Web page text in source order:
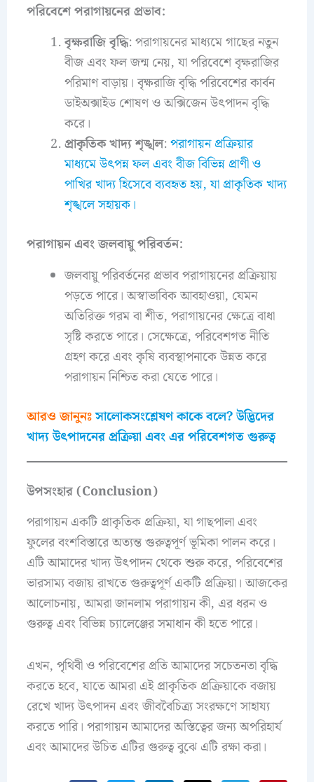
পরিবেশে পরাগায়নের প্রভাব:
বৃক্ষরাজি বৃদ্ধি: পরাগায়নের মাধ্যমে গাছের নতুন
বীজ এবং ফল জন্ম নেয়, যা পরিবেশে বৃক্ষরাজির
পরিমাণ বাড়ায়। বৃক্ষরাজি বৃদ্ধি পরিবেশের কার্বন
ডাইঅক্সাইড শোষণ ও অক্সিজেন উৎপাদন বৃদ্ধি
করে।
প্রাকৃতিক খাদ্য শৃঙ্খল:পরাগায়ন প্রক্রিয়ার
মাধ্যমে উৎপন্ন ফল এবং বীজ বিভিন্ন প্রাণী ও
পাখির খাদ্য হিসেবে ব্যবহৃত হয়, যা প্রাকৃতিক খাদ্য
শৃঙ্খলে সহায়ক।
পরাগায়ন এবং জলবায়ু পরিবর্তন:
জলবায়ু পরিবর্তনের প্রভাব পরাগায়নের প্রক্রিয়ায়
পড়তে পারে। অস্বাভাবিক আবহাওয়া, যেমন
অতিরিক্ত গরম বা শীত, পরাগায়নের ক্ষেত্রে বাধা
সৃষ্টি করতে পারে। সেক্ষেত্রে, পরিবেশগত নীতি
গ্রহণ করে এবং কৃষি ব্যবস্থাপনাকে উন্নত করে
পরাগায়ন নিশ্চিত করা যেতে পারে।
আরও জানুনঃসালোকসংশ্লেষণ কাকে বলে? উদ্ভিদের
খাদ্য উৎপাদনের প্রক্রিয়া এবং এর পরিবেশগত গুরুত্ব
উপসংহার (Conclusion)
পরাগায়ন একটি প্রাকৃতিক প্রক্রিয়া, যা গাছপালা এবং
ফুলের বংশবিস্তারে অত্যন্ত গুরুত্বপূর্ণ ভূমিকা পালন করে।
এটি আমাদের খাদ্য উৎপাদন থেকে শুরু করে, পরিবেশের
ভারসাম্য বজায় রাখতে গুরুত্বপূর্ণ একটি প্রক্রিয়া। আজকের
আলোচনায়, আমরা জানলাম পরাগায়ন কী, এর ধরন ও
গুরুত্ব এবং বিভিন্ন চ্যালেঞ্জের সমাধান কী হতে পারে।
এখন, পৃথিবী ও পরিবেশের প্রতি আমাদের সচেতনতা বৃদ্ধি
করতে হবে, যাতে আমরা এই প্রাকৃতিক প্রক্রিয়াকে বজায়
রেখে খাদ্য উৎপাদন এবং জীববৈচিত্র্য সংরক্ষণে সাহায্য
করতে পারি। পরাগায়ন আমাদের অস্তিত্বের জন্য অপরিহার্য
এবং আমাদের উচিত এটির গুরুত্ব বুঝে এটি রক্ষা করা।